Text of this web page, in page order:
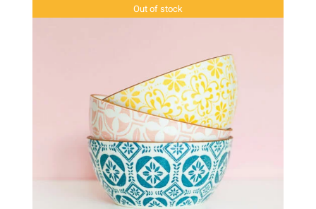
Out of stock